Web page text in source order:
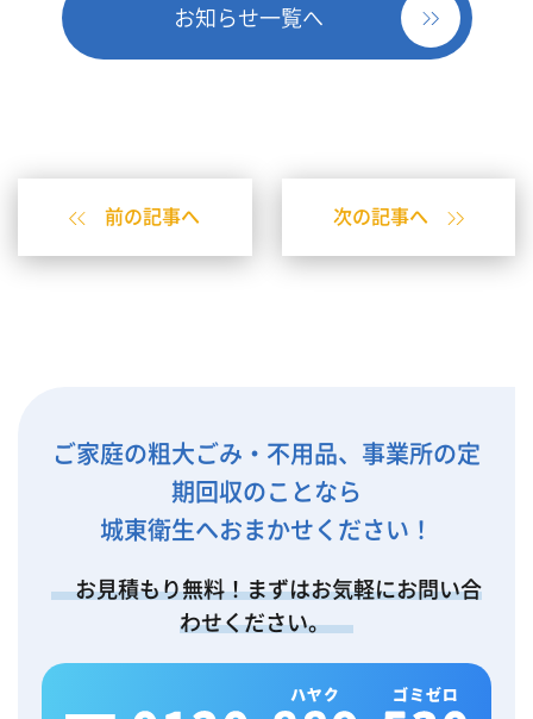
お知らせ一覧へ
前の記事へ 次の記事へ
ご家庭の粗大ごみ・不用品、事業所の定
期回収のことなら
城東衛生へおまかせください！
お見積もり無料！まずはお気軽にお問い合
わせください。